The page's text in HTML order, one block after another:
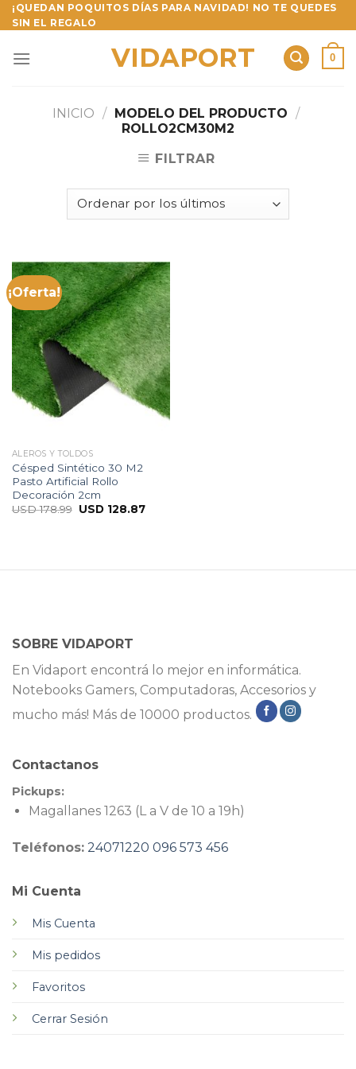
Skip
to
¡QUEDAN POQUITOS DÍAS PARA NAVIDAD! NO TE QUEDES
SIN EL REGALO
VIDAPORT 0
INICIO / MODELO DEL PRODUCTO /
ROLLO2CM30M2
FILTRAR
¡Oferta!
ALEROS Y TOLDOS
Césped Sintético 30 M2
Pasto Artificial Rollo
Decoración 2cm
USD178.99 USD 128.87
SOBRE VIDAPORT
En Vidaport encontrá lo mejor en informática.
Notebooks Gamers, Computadoras, Accesorios y
mucho más! Más de 10000 productos.
Mi Cuenta
Mis Cuenta
Mis pedidos
Favoritos
Cerrar Sesión
Contactanos
Pickups:
Magallanes 1263 (L a V de 10 a 19h)
Teléfonos: 24071220 096 573 456